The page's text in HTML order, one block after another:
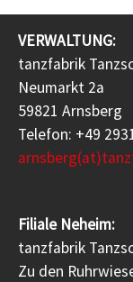
VERWALTUNG:
tanzfabrik
Neumarkt 2a
59821 Arnsberg
Telefon: +49
Filiale Neheim:
tanzfabrik
Zu den